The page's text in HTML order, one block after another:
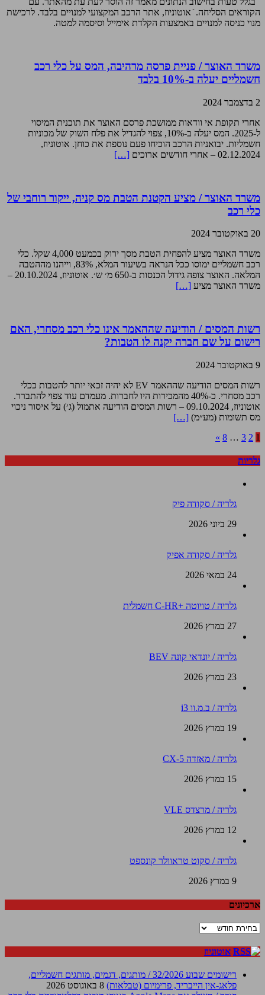
הקוראים הסליחה. ֿ אוטוניוז, אתר הרכב המקצועי למנויים בלבד. לרכישת
מנוי כניסה למנויים באמצעות הקלדת אימייל וסיסמה למטה.
משרד האוצר / פניית פרסה מרהיבה, המס על כלי רכב
חשמליים יעלה ב-10% בלבד
2 בדצמבר 2024
אחרי תקופת אי וודאות ממושכת פרסם האוצר את תוכנית המיסוי
ל-2025. המס יעלה ב-10%, צפוי להגדיל את פלח השוק של מכוניות
חשמליות. יבואניות הרכב הוכיחו פעם נוספת את כוחן. אוטוניוז,
02.12.2024 – אחרי חודשים ארוכים
[…]
משרד האוצר / מציע הקטנת הטבת מס קניה, ייקור רוחבי של
כלי רכב
20 באוקטובר 2024
משרד האוצר מציע להפחית הטבת מסך ירוק בכמעט 4,000 שקל. כלי
רכב חשמליים ימוסו ככל הנראה בשיעור המלא, 83%, וייהנו מההטבה
המלאה. האוצר צופה גידול הכנסות ב-650 מ׳ ש׳. אוטוניוז, 20.10.2024 –
משרד האוצר מציע […]
רשות המסים / הודיעה שההאמר אינו כלי רכב מסחרי, האם
רישום על שם חברה יקנה לו הטבות?
9 באוקטובר 2024
רשות המסים הודיעה שההאמר EV לא יהיה זכאי יותר להטבות ככלי
רכב מסחרי. כ-40% מהמכירות היו לחברות. מעמדם עוד צפוי להתברר.
אוטוניוז, 09.10.2024 – רשות המסים הודיעה אתמול (ג׳) על איסור ניכוי
מס תשומות (מע״מ) […]
1
2
3
…
8
»
גלריות
גלריה / סקודה פיק
29 ביוני 2026
גלריה / סקודה אפיק
24 במאי 2026
גלריה / טויוטה +C-HR חשמלית
27 במרץ 2026
גלריה / יונדאי קונה BEV
23 במרץ 2026
גלריה / ב.מ.וו i3
19 במרץ 2026
גלריה / מאזדה CX-5
15 במרץ 2026
גלריה / מרצדס VLE
12 במרץ 2026
גלריה / סקוט טראוולר קונספט
9 במרץ 2026
ארכיונים
ארכיונים
אוטוניוז
רישומים שבוע 32/2026 / מותגים, דגמים, מותגים חשמליים,
פלאג-אין הייבריד, פרימיום (טבלאות) 8 באוגוסט 2026